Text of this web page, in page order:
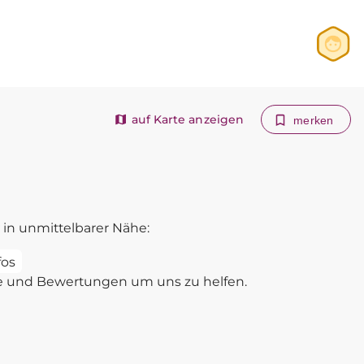
Registrieren
auf Karte anzeigen merken
unmittelbarer Nähe:
und Bewertungen um uns zu helfen.